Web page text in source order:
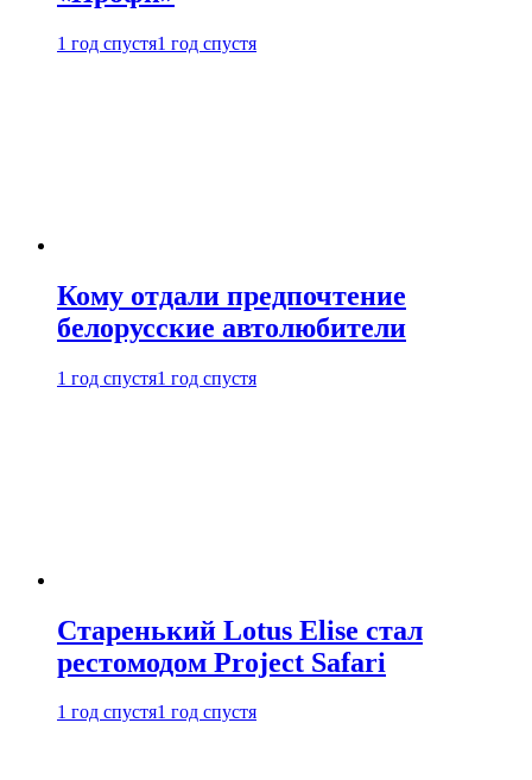
1 год спустя1 год спустя
Кому отдали предпочтение
белорусские автолюбители
1 год спустя1 год спустя
Старенький Lotus Elise стал
рестомодом Project Safari
1 год спустя1 год спустя